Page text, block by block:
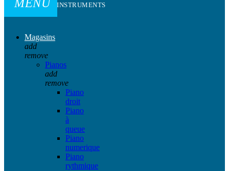
MENU INSTRUMENTS
Magasins
add
remove
Pianos
add
remove
Piano
droit
Piano
à
queue
Piano
numerique
Piano
rythmique